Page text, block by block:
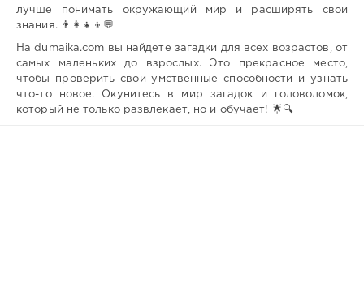
лучше понимать окружающий мир и расширять свои
знания. 👨‍👩‍👧‍👦💬
На dumaika.com вы найдете загадки для всех возрастов, от
самых маленьких до взрослых. Это прекрасное место,
чтобы проверить свои умственные способности и узнать
что-то новое. Окунитесь в мир загадок и головоломок,
который не только развлекает, но и обучает! 🌟🔍